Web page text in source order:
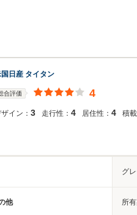
日産 タイタン
合評価 4
イン： 3 走行性： 4 居住性： 4 積載
グ
他 所